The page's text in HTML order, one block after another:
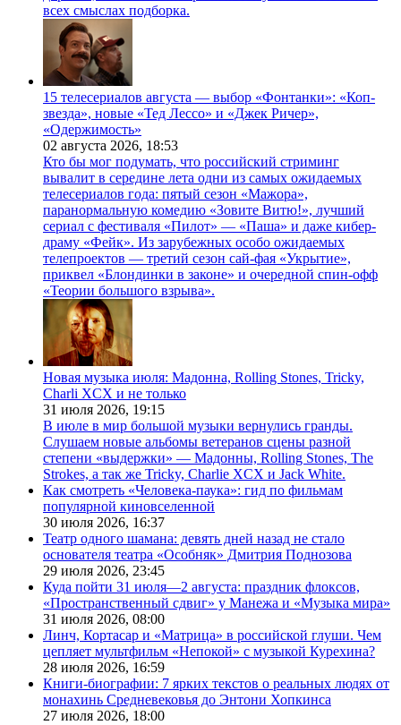
всех смыслах подборка.
15 телесериалов августа — выбор «Фонтанки»: «Коп-
звезда», новые «Тед Лессо» и «Джек Ричер»,
«Одержимость»
02 августа 2026, 18:53
Кто бы мог подумать, что российский стриминг
вывалит в середине лета одни из самых ожидаемых
телесериалов года: пятый сезон «Мажора»,
паранормальную комедию «Зовите Витю!», лучший
сериал с фестиваля «Пилот» — «Паша» и даже кибер-
драму «Фейк». Из зарубежных особо ожидаемых
телепроектов — третий сезон сай-фая «Укрытие»,
приквел «Блондинки в законе» и очередной спин-офф
«Теории большого взрыва».
Новая музыка июля: Мадонна, Rolling Stones, Tricky,
Charli XCX и не только
31 июля 2026, 19:15
В июле в мир большой музыки вернулись гранды.
Слушаем новые альбомы ветеранов сцены разной
степени «выдержки» — Мадонны, Rolling Stones, The
Strokes, а так же Tricky, Charlie XCX и Jack White.
Как смотреть «Человека-паука»: гид по фильмам
популярной киновселенной
30 июля 2026, 16:37
Театр одного шамана: девять дней назад не стало
основателя театра «Особняк» Дмитрия Поднозова
29 июля 2026, 23:45
Куда пойти 31 июля—2 августа: праздник флоксов,
«Пространственный сдвиг» у Манежа и «Музыка мира»
31 июля 2026, 08:00
Линч, Кортасар и «Матрица» в российской глуши. Чем
цепляет мультфильм «Непокой» с музыкой Курехина?
28 июля 2026, 16:59
Книги-биографии: 7 ярких текстов о реальных людях от
монахинь Средневековья до Энтони Хопкинса
27 июля 2026, 18:00